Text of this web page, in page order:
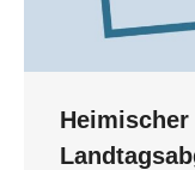
Heimischer